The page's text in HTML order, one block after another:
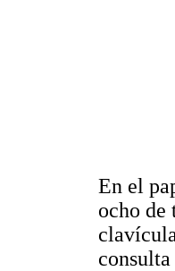
En el
ocho de